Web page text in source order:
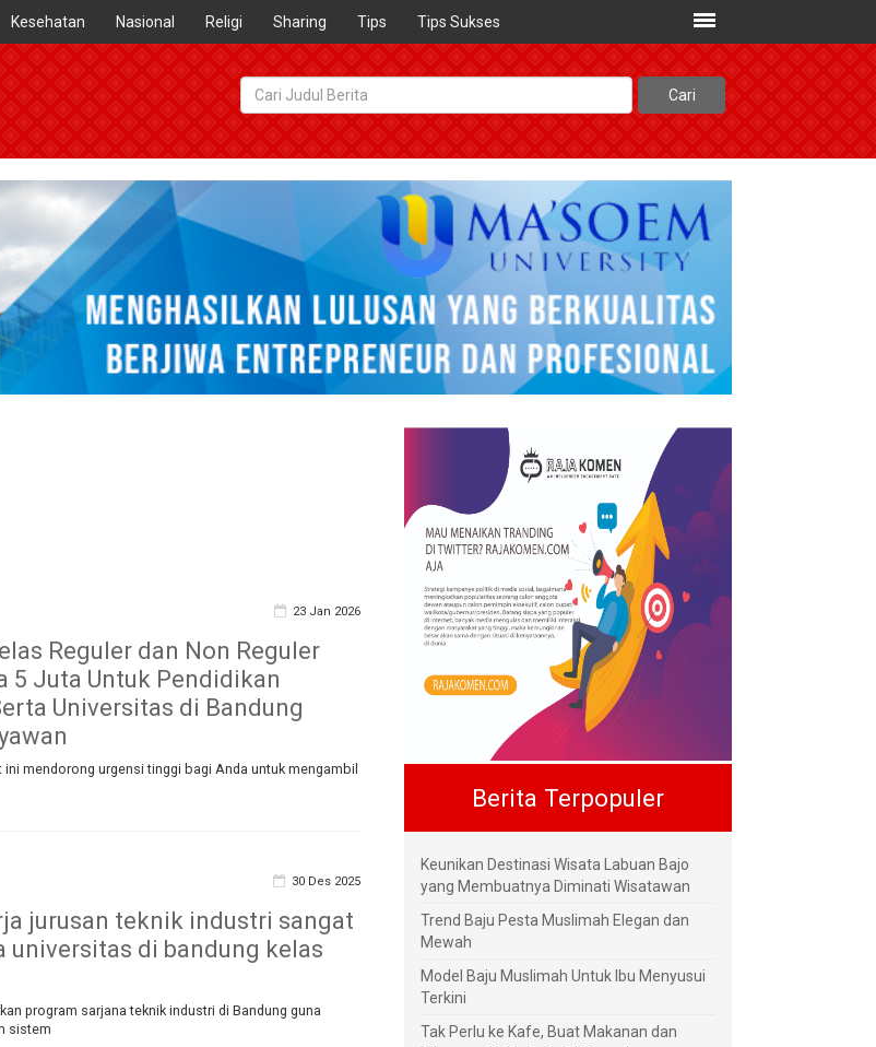
Kesehatan Nasional Religi Sharing Tips Tips Sukses
23 Jan 2026
Reguler dan Non Reguler
5 Juta Untuk Pendidikan
Universitas di Bandung
mendorong urgensi tinggi bagi Anda untuk mengambil
30 Des 2025
jurusan teknik industri sangat
universitas di bandung kelas
program sarjana teknik industri di Bandung guna
sistem
Berita Terpopuler
Keunikan Destinasi Wisata Labuan Bajo
yang Membuatnya Diminati Wisatawan
Trend Baju Pesta Muslimah Elegan dan
Mewah
Model Baju Muslimah Untuk Ibu Menyusui
Terkini
Tak Perlu ke Kafe, Buat Makanan dan